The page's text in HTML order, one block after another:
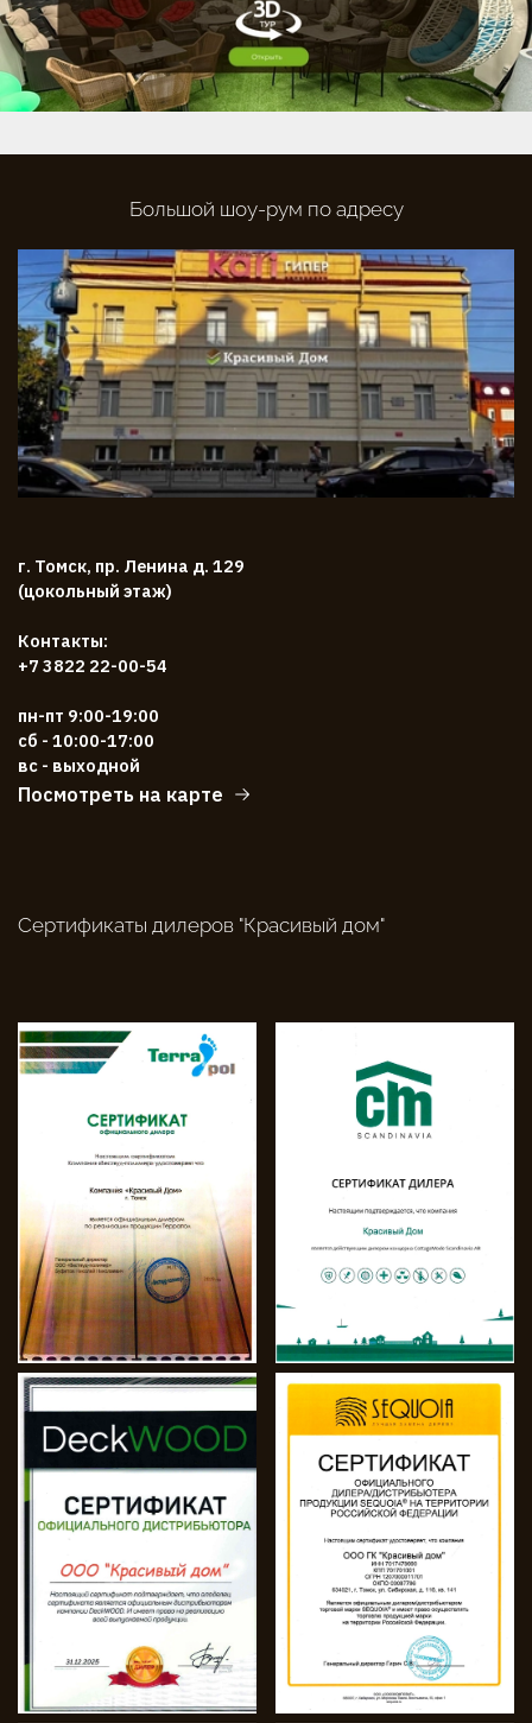
Большой шоу-рум по адресу
г. Томск, пр. Ленина д. 129
(цокольный этаж)
Контакты:
+7 3822 22-00-54
пн-пт 9:00-19:00
сб - 10:00-17:00
вс - выходной
Посмотреть на карте
Сертификаты дилеров "Красивый дом"